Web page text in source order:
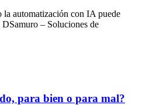
la automatización con IA puede
DSamuro – Soluciones de
para bien o para mal?